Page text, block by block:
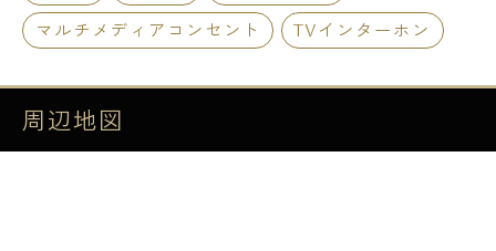
マルチメディアコンセント
TVインターホン
周辺地図